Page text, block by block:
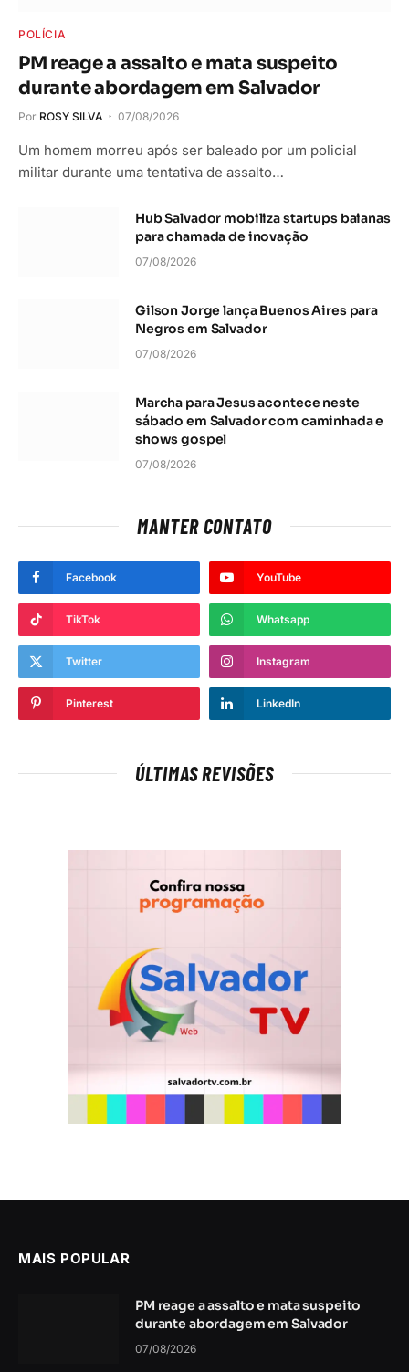
POLÍCIA
PM reage a assalto e mata suspeito
durante abordagem em Salvador
Por ROSY SILVA 07/08/2026
Um homem morreu após ser baleado por um policial
militar durante uma tentativa de assalto…
Hub Salvador mobiliza startups baianas
para chamada de inovação
07/08/2026
Gilson Jorge lança Buenos Aires para
Negros em Salvador
07/08/2026
Marcha para Jesus acontece neste
sábado em Salvador com caminhada e
shows gospel
07/08/2026
MANTER CONTATO
Facebook YouTube
TikTok Whatsapp
Twitter Instagram
Pinterest LinkedIn
ÚLTIMAS REVISÕES
MAIS POPULAR
PM reage a assalto e mata suspeito
durante abordagem em Salvador
07/08/2026